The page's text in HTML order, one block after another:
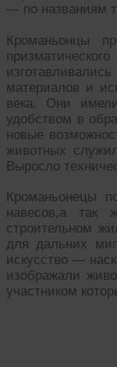
— по названиям
Кроманьонцы
материалов и
века. Они
удобством в
новые
животных
Выросло
Кроманьонецы
навесов,а так
строительном
для дальних
искусство —
изображали
участником